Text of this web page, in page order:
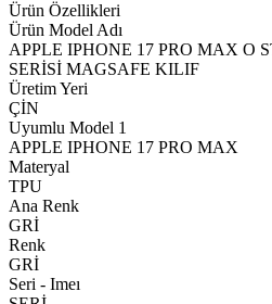
Ürün Özellikleri
Ürün Model Adı
APPLE IPHONE 17 PRO MAX O
SERİSİ MAGSAFE KILIF
Üretim Yeri
ÇİN
Uyumlu Model 1
APPLE IPHONE 17 PRO MAX
Materyal
TPU
Ana Renk
GRİ
Renk
GRİ
Seri - Imeı